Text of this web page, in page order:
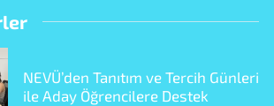
NEVÜ’den Tanıtım ve Tercih Günleri
ile Aday Öğrencilere Destek